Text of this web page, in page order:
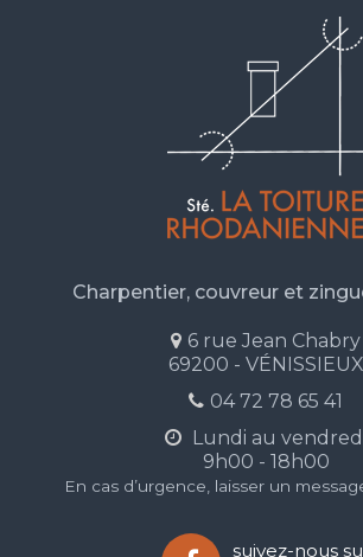
Charpentier, couvreur et
6 rue Jean Chabry
69200 - VÉNISSIEUX
04 72 78 65 41
Lundi au
9h00 - 18h00
En cas d’urgence, laisser un
suivez-nous